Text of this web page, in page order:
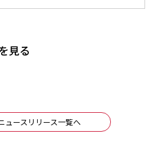
見る
ュースリリース一覧へ